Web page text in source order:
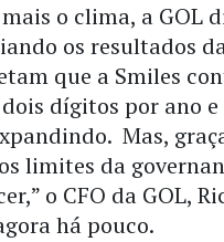
o clima, a GOL
os resultados
que a Smiles
dígitos por ano e
Mas,
limites da
o CFO da GOL,
há pouco.